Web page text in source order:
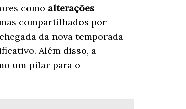
como alterações
compartilhados por
da nova temporada
Além disso, a
um pilar para o